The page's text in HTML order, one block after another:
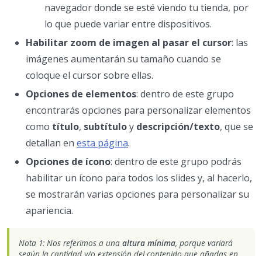
navegador donde se esté viendo tu tienda, por
lo que puede variar entre dispositivos.
Habilitar zoom de imagen al pasar el cursor: las
imágenes aumentarán su tamaño cuando se
coloque el cursor sobre ellas.
Opciones de elementos: dentro de este grupo
encontrarás opciones para personalizar elementos
como título, subtítuloy descripción/texto, que se
detallan en esta página.
Opciones de ícono: dentro de este grupo podrás
habilitar un ícono para todos los slides y, al hacerlo,
se mostrarán varias opciones para personalizar su
apariencia.
Nota 1: Nos referimos a una altura mínima, porque variará
según la cantidad y/o extensión del contenido que añadas en